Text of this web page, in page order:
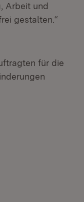
Arbeit und
gestalten.“
für die